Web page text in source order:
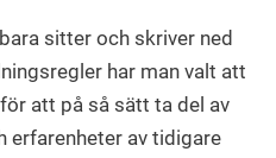
sitter och skriver ned
har man valt att
att på så sätt ta del av
erfarenheter av tidigare